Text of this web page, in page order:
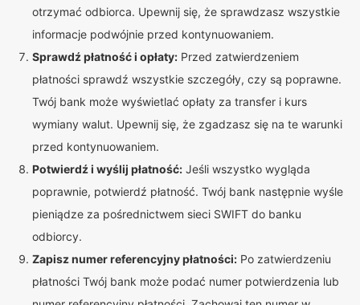
otrzymać odbiorca. Upewnij się, że sprawdzasz wszystkie
informacje podwójnie przed kontynuowaniem.
Sprawdź płatność i opłaty: Przed zatwierdzeniem
płatności sprawdź wszystkie szczegóły, czy są poprawne.
Twój bank może wyświetlać opłaty za transfer i kurs
wymiany walut. Upewnij się, że zgadzasz się na te warunki
przed kontynuowaniem.
Potwierdź i wyślij płatność: Jeśli wszystko wygląda
poprawnie, potwierdź płatność. Twój bank następnie wyśle
pieniądze za pośrednictwem sieci SWIFT do banku
odbiorcy.
Zapisz numer referencyjny płatności: Po zatwierdzeniu
płatności Twój bank może podać numer potwierdzenia lub